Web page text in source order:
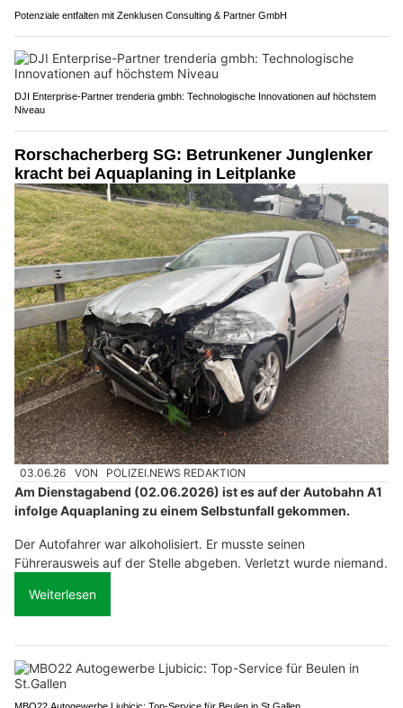
Potenziale entfalten mit Zenklusen Consulting & Partner GmbH
DJI Enterprise-Partner trenderia gmbh: Technologische Innovationen auf höchstem
Niveau
Rorschacherberg SG: Betrunkener Junglenker
kracht bei Aquaplaning in Leitplanke
03.06.26 VON POLIZEI.NEWS REDAKTION
Am Dienstagabend (02.06.2026) ist es auf der Autobahn A1
infolge Aquaplaning zu einem Selbstunfall gekommen.
Der Autofahrer war alkoholisiert. Er musste seinen
Führerausweis auf der Stelle abgeben. Verletzt wurde niemand.
Weiterlesen